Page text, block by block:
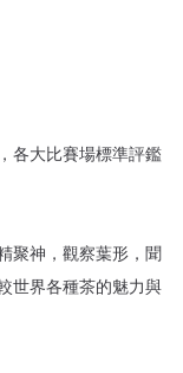
各大比賽場標準評鑑
聚神，觀察葉形，聞
世界各種茶的魅力與